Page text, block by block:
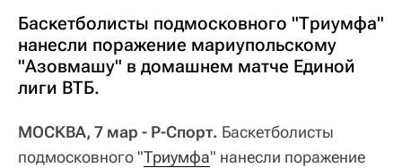
Баскетболисты подмосковного "Триумфа"
нанесли поражение мариупольскому
"Азовмашу" в домашнем матче Единой
лиги ВТБ.
МОСКВА, 7 мар - Р-Спорт. Баскетболисты
подмосковного "Триумфа" нанесли поражение